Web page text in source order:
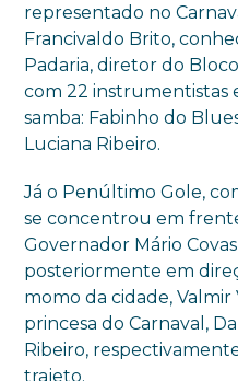
representado no
Francivaldo Brito,
Padaria, diretor do
com 22 instrumentistas
samba: Fabinho do
Luciana Ribeiro.
Já o Penúltimo Gole,
se concentrou em
Governador Mário
posteriormente em
momo da cidade, Valmir
princesa do Carnaval,
Ribeiro,
trajeto.